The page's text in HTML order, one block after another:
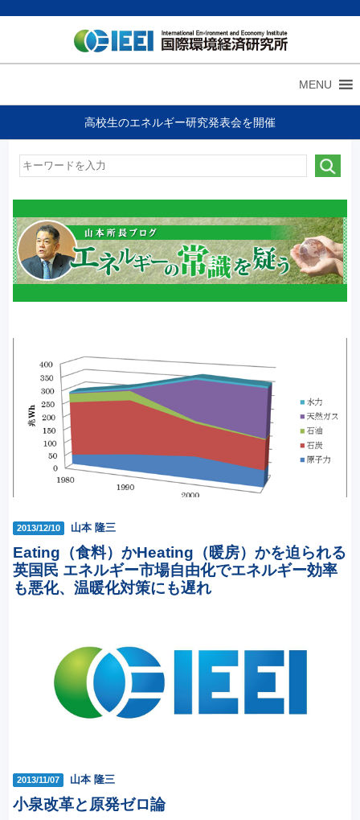
MENU
高校生のエネルギー研究発表会を開催
2013/12/10 山本 隆三
Eating（食料）かHeating（暖房）かを迫られる
英国民 エネルギー市場自由化でエネルギー効率
も悪化、温暖化対策にも遅れ
2013/11/07 山本 隆三
小泉改革と原発ゼロ論